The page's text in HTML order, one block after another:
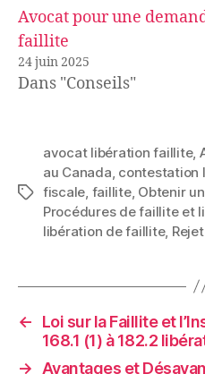
Avocat pour une
faillite
24 juin 2025
Dans "Conseils"
Étiquettes
avocat libération faillite,
au Canada contestation
fiscale faillite, Obtenir
Procédures de faillite et
libération de faillite,
←
Loi sur la Faillite et
168.1 (1) à 182.2
→
Avantages et